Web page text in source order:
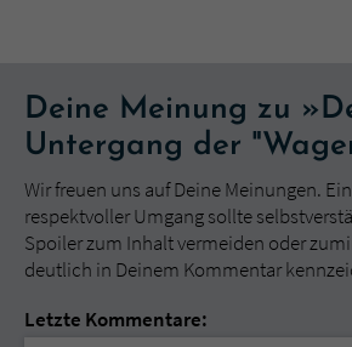
Deine Meinung zu
Untergang der
Wir freuen uns auf Deine Meinungen.
respektvoller Umgang sollte
Spoiler zum Inhalt vermeiden oder
deutlich in Deinem Kommentar
Letzte Kommentare: